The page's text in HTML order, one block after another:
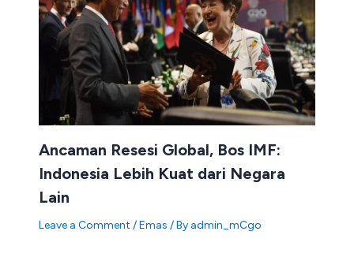
Ancaman Resesi Global, Bos IMF:
Indonesia Lebih Kuat dari Negara
Lain
Leave a Comment /Emas / By admin_mCgo